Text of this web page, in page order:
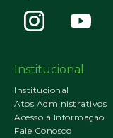
Institucional
Institucional
Atos Administrativos
Acesso à Informação
Fale Conosco